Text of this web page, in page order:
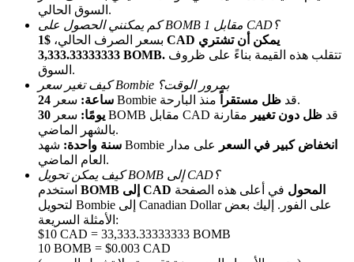
الإحالة
قم بدعوة صديق لتحصل على مكافآت نقدية
Deposit CASHCAT & Win
السوق الحالي.
كم يمكنني الحصول على BOMB مقابل 1 CAD؟
بسعر الصرف الحالي،
$1 CAD يمكن أن تشتري
3,333.33333333 BOMB.
السوق.
كيف تغير سعر Bombie بمرور الوقت؟
24 ساعة:
سعر Bombie قد ظل مستقراً
منذ البارحة.
30 يومًا:
سعر BOMB مقابل CAD قد ظل دون تغيير مقارنة
بالشهر الماضي.
سنة واحدة: شهد Bombie انخفاض كبير في السعر
على مدار
العام الماضي.
كيف يمكن تحويل BOMB إلى CAD؟
BOMB إلى CAD المحول في أعلى هذه الصفحة
لتحويل Bombie إلى Canadian Dollar على الفور. إليك بعض
الأمثلة السريعة:
$10 CAD = 33,333.33333333 BOMB
10 BOMB = $0.003 CAD